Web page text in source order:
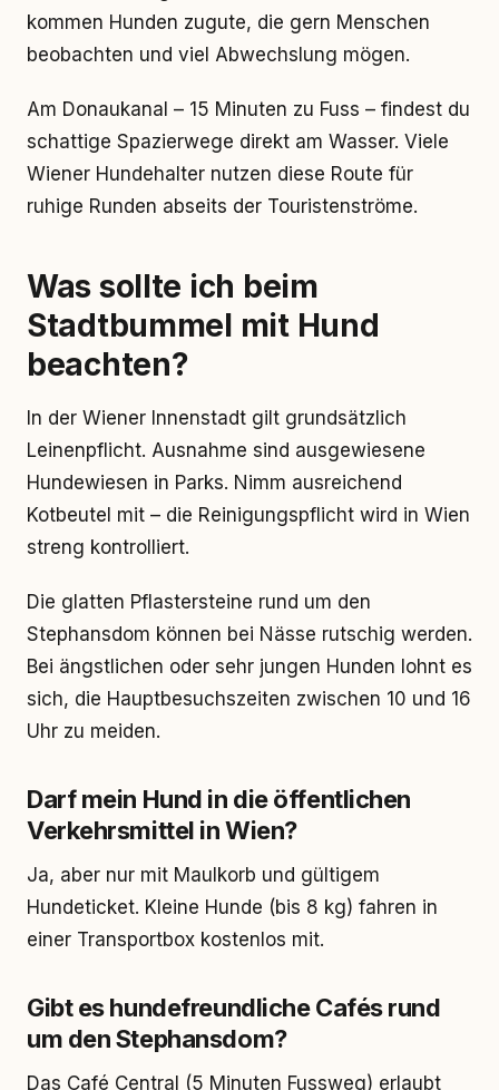
kommen Hunden zugute, die gern Menschen
beobachten und viel Abwechslung mögen.
Am Donaukanal – 15 Minuten zu Fuss – findest du
schattige Spazierwege direkt am Wasser. Viele
Wiener Hundehalter nutzen diese Route für
ruhige Runden abseits der Touristenströme.
Was sollte ich beim
Stadtbummel mit Hund
beachten?
In der Wiener Innenstadt gilt grundsätzlich
Leinenpflicht. Ausnahme sind ausgewiesene
Hundewiesen in Parks. Nimm ausreichend
Kotbeutel mit – die Reinigungspflicht wird in Wien
streng kontrolliert.
Die glatten Pflastersteine rund um den
Stephansdom können bei Nässe rutschig werden.
Bei ängstlichen oder sehr jungen Hunden lohnt es
sich, die Hauptbesuchszeiten zwischen 10 und 16
Uhr zu meiden.
Darf mein Hund in die öffentlichen
Verkehrsmittel in Wien?
Ja, aber nur mit Maulkorb und gültigem
Hundeticket. Kleine Hunde (bis 8 kg) fahren in
einer Transportbox kostenlos mit.
Gibt es hundefreundliche Cafés rund
um den Stephansdom?
Das Café Central (5 Minuten Fussweg) erlaubt